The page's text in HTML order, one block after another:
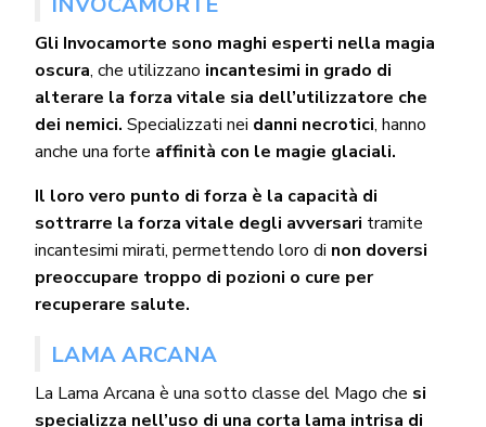
Gli Invocamorte sono maghi esperti nella magia
oscura, che utilizzano incantesimi in grado di
alterare la forza vitale sia dell’utilizzatore che
dei nemici. Specializzati nei danni necrotici, hanno
anche una forte affinità con le magie glaciali.
Il loro vero punto di forza è la capacità di
sottrarre la forza vitale degli avversari tramite
incantesimi mirati, permettendo loro di non doversi
preoccupare troppo di pozioni o cure per
recuperare salute.
LAMA ARCANA
La Lama Arcana è una sotto classe del Mago che si
specializza nell’uso di una corta lama intrisa di